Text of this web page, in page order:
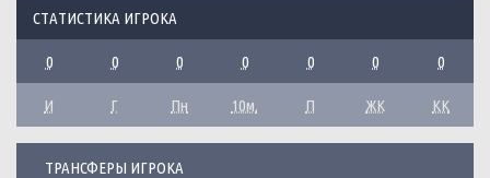
СТАТИСТИКА ИГРОКА
0 0 0 0 0 0 0
И Г Пн 10м. П ЖК КК
ТРАНСФЕРЫ ИГРОКА